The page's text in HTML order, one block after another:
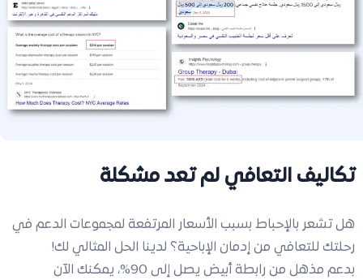
تكاليف التعافي لم تعد مشكلة
هل تشعر بالإحباط بسبب الأسعار المرتفعة لمجموعات الدعم في
رحلتك للتعافي من إدمان الإباحية؟ لدينا الحل المثالي لك!
بدعم مذهل من رابطة أبيض يصل إلى 90%، يمكنك الآن